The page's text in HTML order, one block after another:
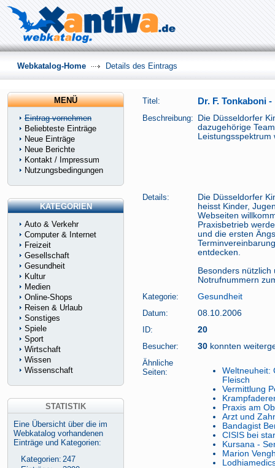
Titel: Dr. F. Tonkaboni
Beschreibung:
Die Düsseldorfer
dazugehörige
Leistungsspektrum
Details:
Die Düsseldorfer
heisst Kinder,
Webseiten
Praxisbetrieb
und die ersten
entdecken.
Besonders
Notrufnummern
Kategorie:
Gesundheit
Datum:
08.10.2006
ID:
20
Besucher:
30 konnten
Ähnliche
Seiten:
Weltneuheit:
Fleisch
Vermittlung
Praxis am
Arzt und
Bandagist
CISIS bei
Kursana -
Marion
Webkatalog-Home Details des Eintrags
MENÜ
Eintrag vornehmen
Beliebteste Einträge
Neue Einträge
Neue Berichte
Kontakt / Impressum
Nutzungsbedingungen
KATEGORIEN
Auto & Verkehr
Computer & Internet
Freizeit
Gesellschaft
Gesundheit
Kultur
Medien
Online-Shops
Reisen & Urlaub
Sonstiges
Spiele
Sport
Wirtschaft
Wissen
Wissenschaft
STATISTIK
Eine Übersicht über die im
Webkatalog vorhandenen
Einträge und Kategorien:
Kategorien: 247